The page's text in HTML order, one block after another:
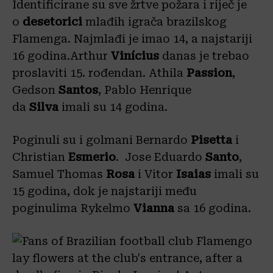
Identificirane su sve žrtve požara i riječ je
o desetorici mlađih igrača brazilskog
Flamenga. Najmlađi je imao 14, a najstariji
16 godina.Arthur Vinícius danas je trebao
proslaviti 15. rođendan. Athila Passion,
Gedson Santos, Pablo Henrique
da Silva imali su 14 godina.
Poginuli su i golmani Bernardo Pisetta i
Christian Esmerio. Jose Eduardo Santo,
Samuel Thomas Rosa i Vitor Isaias imali su
15 godina, dok je najstariji među
poginulima Rykelmo Vianna sa 16 godina.